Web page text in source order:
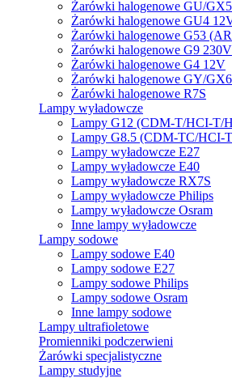
Żarówki halogenowe GU/
Żarówki halogenowe GU4
Żarówki halogenowe G53
Żarówki halogenowe G9 230V
Żarówki halogenowe G4 12V
Żarówki halogenowe GY/
Żarówki halogenowe R7S
Lampy wyładowcze
Lampy G12 (CDM-T/HCI-T/
Lampy G8.5 (CDM-TC/HCI-
Lampy wyładowcze E27
Lampy wyładowcze E40
Lampy wyładowcze RX7S
Lampy wyładowcze Philips
Lampy wyładowcze Osram
Inne lampy wyładowcze
Lampy sodowe
Lampy sodowe E40
Lampy sodowe E27
Lampy sodowe Philips
Lampy sodowe Osram
Inne lampy sodowe
Lampy ultrafioletowe
Promienniki podczerwieni
Żarówki specjalistyczne
Lampy studyjne